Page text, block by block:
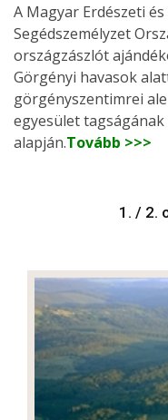
A Magyar Erdészeti
Segédszemélyzet
országzászlót
Görgényi havasok
görgényszentimrei
egyesület
alapján.Tovább >>>
1. / 2.